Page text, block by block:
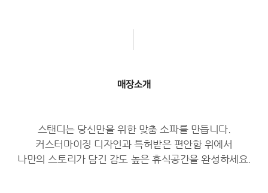
매장소개
스탠디는 당신만을 위한 맞춤 소파를 만듭니다.
커스터마이징 디자인과 특허받은 편안함 위에서
나만의 스토리가 담긴 감도 높은 휴식공간을 완성하세요.